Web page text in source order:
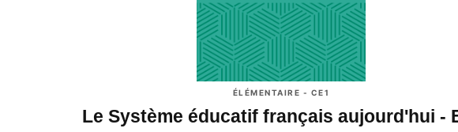
ÉLÉMENTAIRE - CE1
Le Système éducatif français aujourd'hui -